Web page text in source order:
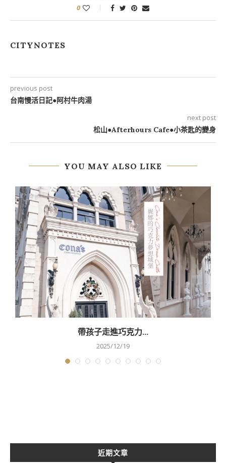
0
CITYNOTES
previous post
台南慢活日記●阿村牛肉湯
next post
松山●Afterhours Cafe●小茶匙的變身
YOU MAY ALSO LIKE
帶孩子走進巧克力...
2025/12/19
近期文章